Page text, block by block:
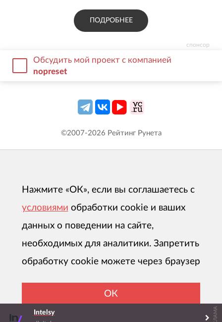
спонсор
ПОДРОБНЕЕ
Обсудить мой проект с компанией
nopreset
Intelsy
©2007-2026 Рейтинг Рунета
Нажмите «ОК», если вы соглашаетесь с
условиями обработки cookie и ваших
данных о поведении на сайте,
необходимых для аналитики. Запретить
обработку cookie можете через браузер
ОК